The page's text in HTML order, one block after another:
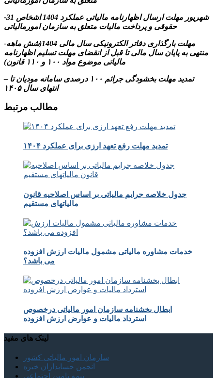
-31 شهریور مهلت ارسال اظهارنامه مالیاتی عملکرد 1404 اشخاص
حقوقی و پرداخت مالیات متعلق به سازمان امورمالیاتی
-مهلت بارگذاری دفاتر الکترونیکی سال مالی 1404(شش ماهه
منتهی به پایان سال مالی تا قبل از انقضای مهلت تسلیم اظهارنامه
مالیاتی موضوع مواد ۱۰۰ و ۱۱۰ قانون)
– تمدید مهلت بخشودگی جرائم ۱۰۰ درصدی سامانه مودیان تا
انتهای سال ۱۴۰۵
مطالب مرتبط
تمدید مهلت رفع تعهد ارزی برای عملکرد ۱۴۰۴
جدول خلاصه جرایم مالیاتی بر اساس اصلاحیه قانون
مالیاتهای مستقیم
خدمات مشاوره مالیاتی مشمول مالیات ارزش افزوده
می باشد؟
ابطال بخشنامه سازمان امور مالیاتی درخصوص
استرداد مالیات و عوارض ارزش افزوده
لینک های مفید
سازمان امور مالیاتی کشور
انجمن حسابداران خبره
بیمه تامین اجتماعی